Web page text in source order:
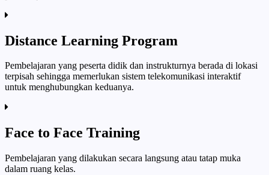
Distance Learning Program
Pembelajaran yang peserta didik dan instrukturnya berada di lokasi
terpisah sehingga memerlukan sistem telekomunikasi interaktif
untuk menghubungkan keduanya.
Face to Face Training
Pembelajaran yang dilakukan secara langsung atau tatap muka
dalam ruang kelas.